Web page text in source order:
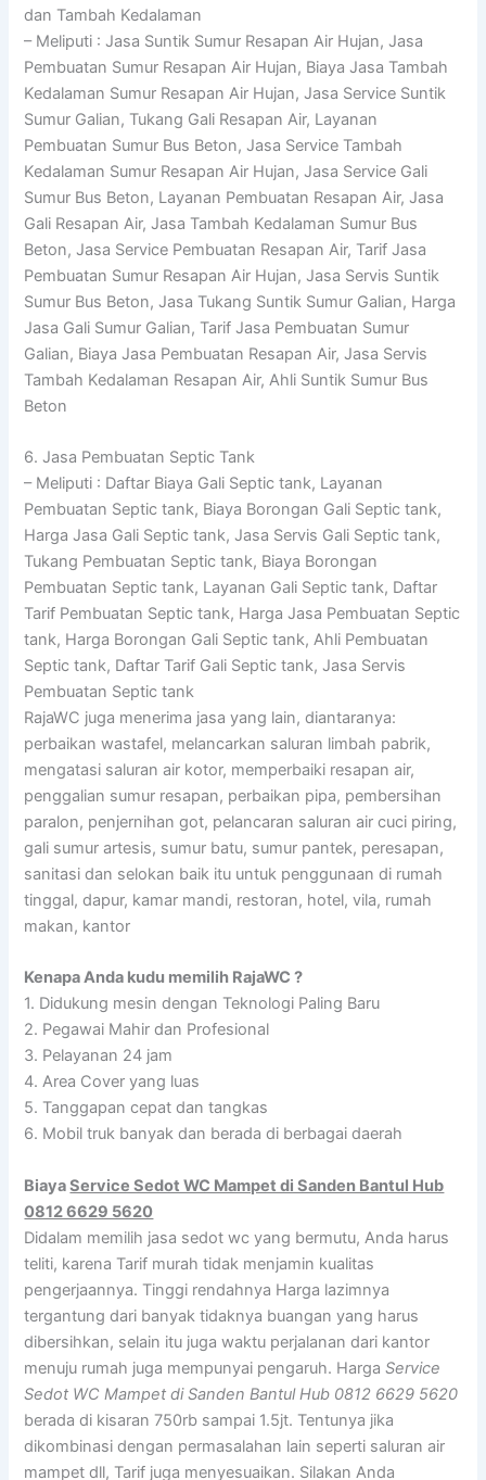
dan Tambah Kedalaman
– Meliputi : Jasa Suntik Sumur Resapan Air Hujan, Jasa
Pembuatan Sumur Resapan Air Hujan, Biaya Jasa Tambah
Kedalaman Sumur Resapan Air Hujan, Jasa Service Suntik
Sumur Galian, Tukang Gali Resapan Air, Layanan
Pembuatan Sumur Bus Beton, Jasa Service Tambah
Kedalaman Sumur Resapan Air Hujan, Jasa Service Gali
Sumur Bus Beton, Layanan Pembuatan Resapan Air, Jasa
Gali Resapan Air, Jasa Tambah Kedalaman Sumur Bus
Beton, Jasa Service Pembuatan Resapan Air, Tarif Jasa
Pembuatan Sumur Resapan Air Hujan, Jasa Servis Suntik
Sumur Bus Beton, Jasa Tukang Suntik Sumur Galian, Harga
Jasa Gali Sumur Galian, Tarif Jasa Pembuatan Sumur
Galian, Biaya Jasa Pembuatan Resapan Air, Jasa Servis
Tambah Kedalaman Resapan Air, Ahli Suntik Sumur Bus
Beton
6. Jasa Pembuatan Septic Tank
– Meliputi : Daftar Biaya Gali Septic tank, Layanan
Pembuatan Septic tank, Biaya Borongan Gali Septic tank,
Harga Jasa Gali Septic tank, Jasa Servis Gali Septic tank,
Tukang Pembuatan Septic tank, Biaya Borongan
Pembuatan Septic tank, Layanan Gali Septic tank, Daftar
Tarif Pembuatan Septic tank, Harga Jasa Pembuatan Septic
tank, Harga Borongan Gali Septic tank, Ahli Pembuatan
Septic tank, Daftar Tarif Gali Septic tank, Jasa Servis
Pembuatan Septic tank
RajaWC juga menerima jasa yang lain, diantaranya:
perbaikan wastafel, melancarkan saluran limbah pabrik,
mengatasi saluran air kotor, memperbaiki resapan air,
penggalian sumur resapan, perbaikan pipa, pembersihan
paralon, penjernihan got, pelancaran saluran air cuci piring,
gali sumur artesis, sumur batu, sumur pantek, peresapan,
sanitasi dan selokan baik itu untuk penggunaan di rumah
tinggal, dapur, kamar mandi, restoran, hotel, vila, rumah
makan, kantor
Kenapa Anda kudu memilih RajaWC ?
1. Didukung mesin dengan Teknologi Paling Baru
2. Pegawai Mahir dan Profesional
3. Pelayanan 24 jam
4. Area Cover yang luas
5. Tanggapan cepat dan tangkas
6. Mobil truk banyak dan berada di berbagai daerah
BiayaService Sedot WC Mampet di Sanden Bantul Hub
0812 6629 5620
Didalam memilih jasa sedot wc yang bermutu, Anda harus
teliti, karena Tarif murah tidak menjamin kualitas
pengerjaannya. Tinggi rendahnya Harga lazimnya
tergantung dari banyak tidaknya buangan yang harus
dibersihkan, selain itu juga waktu perjalanan dari kantor
menuju rumah juga mempunyai pengaruh. HargaService
Sedot WC Mampet di Sanden Bantul Hub 0812 6629 5620
berada di kisaran 750rb sampai 1.5jt. Tentunya jika
dikombinasi dengan permasalahan lain seperti saluran air
mampet dll, Tarif juga menyesuaikan. Silakan Anda